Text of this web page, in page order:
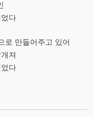
다
로 만들어주고 있어
져
다